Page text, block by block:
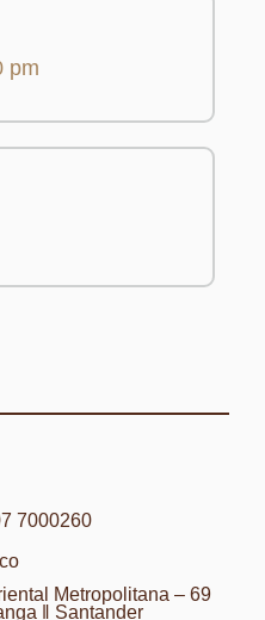
pm
7000260
Metropolitana – 69
‖ Santander